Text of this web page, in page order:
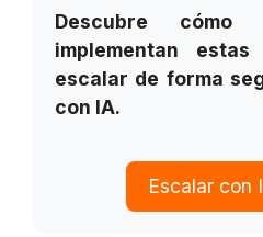
Descubre cómo
implementan
escalar de forma
con IA.
Escalar con